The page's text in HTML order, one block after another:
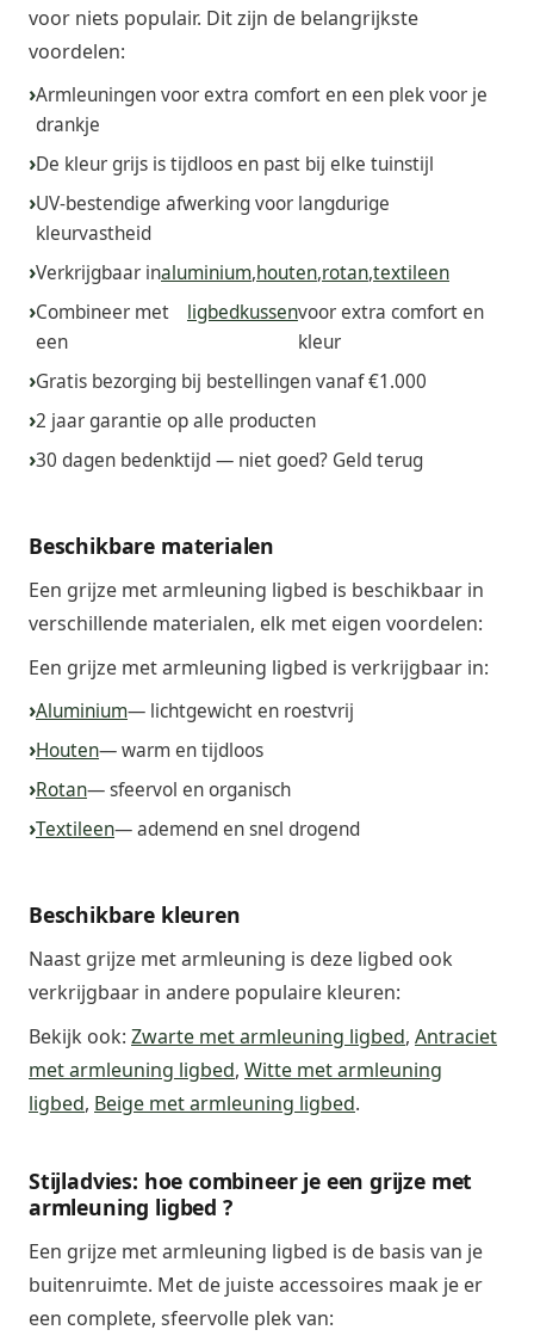
voor niets populair. Dit zijn de belangrijkste
voordelen:
Armleuningen voor extra comfort en een plek voor je
drankje
De kleur grijs is tijdloos en past bij elke tuinstijl
UV-bestendige afwerking voor langdurige
kleurvastheid
Verkrijgbaar inaluminium,houten,rotan,textileen
Combineer met
een
ligbedkussenvoor extra comfort en
kleur
Gratis bezorging bij bestellingen vanaf €1.000
2 jaar garantie op alle producten
30 dagen bedenktijd — niet goed? Geld terug
Beschikbare materialen
Een grijze met armleuning ligbed is beschikbaar in
verschillende materialen, elk met eigen voordelen:
Een grijze met armleuning ligbed is verkrijgbaar in:
Aluminium— lichtgewicht en roestvrij
Houten— warm en tijdloos
Rotan— sfeervol en organisch
Textileen— ademend en snel drogend
Beschikbare kleuren
Naast grijze met armleuning is deze ligbed ook
verkrijgbaar in andere populaire kleuren:
Bekijk ook: Zwarte met armleuning ligbed, Antraciet
met armleuning ligbed, Witte met armleuning
ligbed, Beige met armleuning ligbed.
Stijladvies: hoe combineer je een grijze met
armleuning ligbed ?
Een grijze met armleuning ligbed is de basis van je
buitenruimte. Met de juiste accessoires maak je er
een complete, sfeervolle plek van: